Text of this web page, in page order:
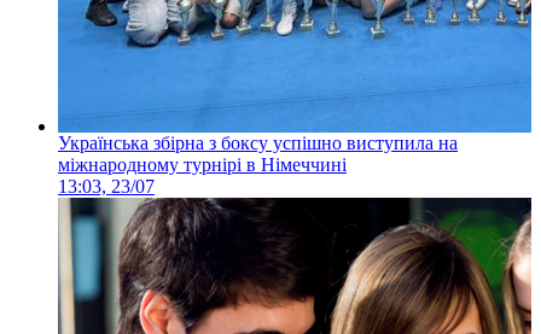
Українська збірна з боксу успішно виступила на
міжнародному турнірі в Німеччині
13:03, 23/07